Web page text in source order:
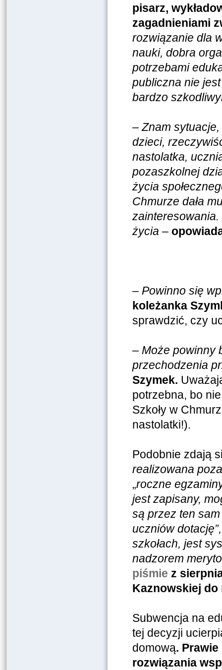
pisarz,
zagadnieniami
rozwiązanie dla
nauki, dobra
potrzebami
publiczna nie
bardzo
– Znam
dzieci,
nastolatka,
pozaszkolnej
życia
Chmurze dała
zainteresowania.
życia –
– Powinno się
koleżanka
sprawdzić, czy
– Może powinny
przechodzenia
Szymek.
potrzebna, bo
Szkoły w
nastolatki!).
Podobnie zdają
realizowana
„roczne
jest zapisany,
są przez ten
uczniów
szkołach, jest
nadzorem
piśmie z
Kaznowskiej
Subwencja na
tej decyzji
domową. Prawie
rozwiązania